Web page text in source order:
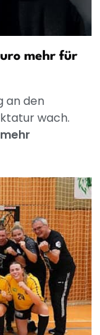
mehr für
an den
wach.
mehr